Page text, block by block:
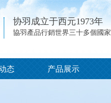
态 产品展示
协羽成立于西元1973年
協羽產品行銷世界三十多個國家